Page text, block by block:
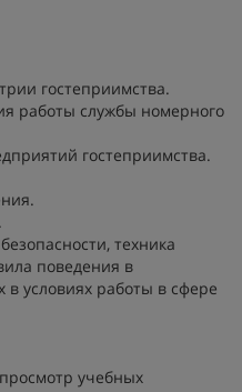
гостеприимства.
работы службы номерного
гостеприимства.
техника
поведения в
условиях работы в сфере
учебных